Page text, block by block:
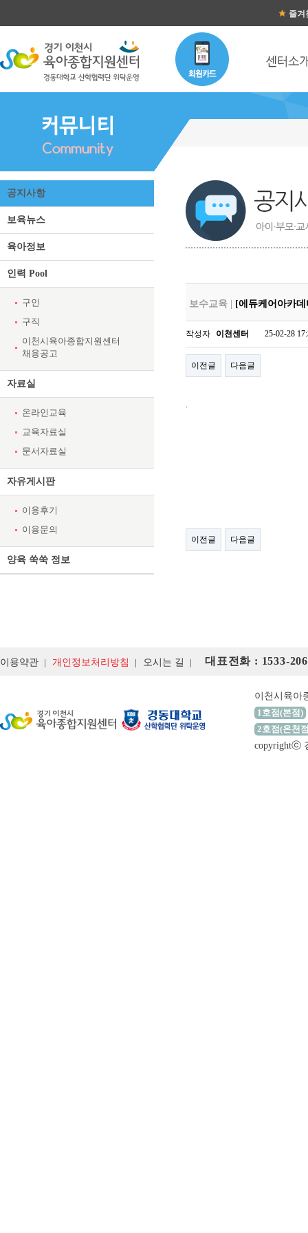
즐겨
공지사항
보육뉴스
육아정보
인력 Pool
구인
구직
이천시육아종합지원센터
채용공고
자료실
온라인교육
교육자료실
문서자료실
자유게시판
이용후기
이용문의
양육 쑥쑥 정보
보수교육 | [에듀케어아카
작성자 이천센터 25-02-28
이전글 다음글
.
이전글 다음글
이용약관 개인정보처리방침 오시는 길 대표전화 : 1533-
이천시육아
1호점(본점)
2호점(온천
copyrightⓒ